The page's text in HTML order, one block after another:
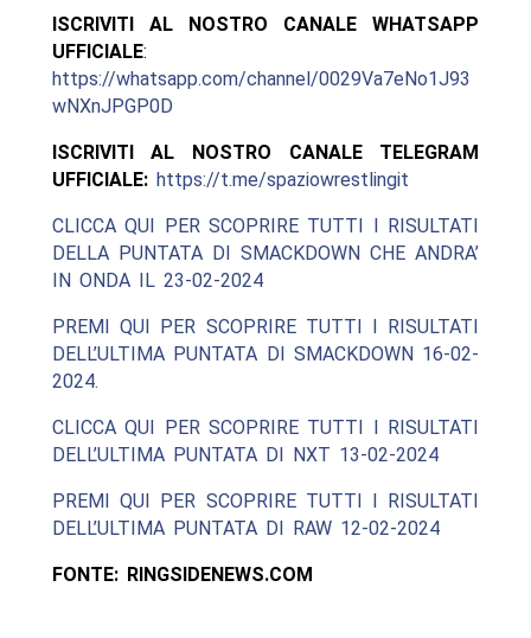
ISCRIVITI AL NOSTRO CANALE WHATSAPP
UFFICIALE:
https://whatsapp.com/channel/0029Va7eNo1J93
wNXnJPGP0D
ISCRIVITI AL NOSTRO CANALE TELEGRAM
UFFICIALE: https://t.me/spaziowrestlingit
CLICCA QUI PER SCOPRIRE TUTTI I RISULTATI
DELLA PUNTATA DI SMACKDOWN CHE ANDRA’
IN ONDA IL 23-02-2024
PREMI QUI PER SCOPRIRE TUTTI I RISULTATI
DELL’ULTIMA PUNTATA DI SMACKDOWN 16-02-
2024.
CLICCA QUI PER SCOPRIRE TUTTI I RISULTATI
DELL’ULTIMA PUNTATA DI NXT 13-02-2024
PREMI QUI PER SCOPRIRE TUTTI I RISULTATI
DELL’ULTIMA PUNTATA DI RAW 12-02-2024
FONTE: RINGSIDENEWS.COM